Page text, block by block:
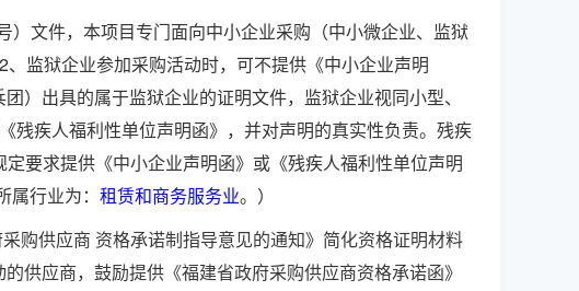
）文件，本项目专门面向中小企业采购（中小微企业、监狱
监狱企业参加采购活动时，可不提供《中小企业声明
）出具的属于监狱企业的证明文件，监狱企业视同小型、
残疾人福利性单位声明函》，并对声明的真实性负责。残疾
要求提供《中小企业声明函》或《残疾人福利性单位声明
行业为： 租赁和商务服务业。）
购供应商 资格承诺制指导意见的通知》简化资格证明材料
供应商，鼓励提供《福建省政府采购供应商资格承诺函》